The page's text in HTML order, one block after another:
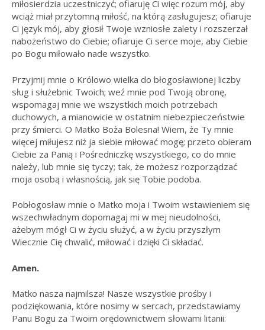
miłosierdzia uczestniczyć; ofiaruję Ci więc rozum mój, aby
wciąż miał przytomną miłość, na którą zasługujesz; ofiaruje
Ci język mój, aby głosił Twoje wzniosłe zalety i rozszerzał
nabożeństwo do Ciebie; ofiaruje Ci serce moje, aby Ciebie
po Bogu miłowało nade wszystko.
Przyjmij mnie o Królowo wielka do błogosławionej liczby
sług i służebnic Twoich; weź mnie pod Twoją obronę,
wspomagaj mnie we wszystkich moich potrzebach
duchowych, a mianowicie w ostatnim niebezpieczeństwie
przy śmierci. O Matko Boża Bolesna! Wiem, że Ty mnie
więcej miłujesz niż ja siebie miłować mogę; przeto obieram
Ciebie za Panią i Pośredniczkę wszystkiego, co do mnie
należy, lub mnie się tyczy; tak, że możesz rozporządzać
moja osobą i własnością, jak się Tobie podoba.
Pobłogosław mnie o Matko moja i Twoim wstawieniem się
wszechwładnym dopomagaj mi w mej nieudolności,
ażebym mógł Ci w życiu służyć, a w życiu przyszłym
Wiecznie Cię chwalić, miłować i dzięki Ci składać.
Amen.
Matko nasza najmilsza! Nasze wszystkie prośby i
podziękowania, które nosimy w sercach, przedstawiamy
Panu Bogu za Twoim orędownictwem słowami litanii: